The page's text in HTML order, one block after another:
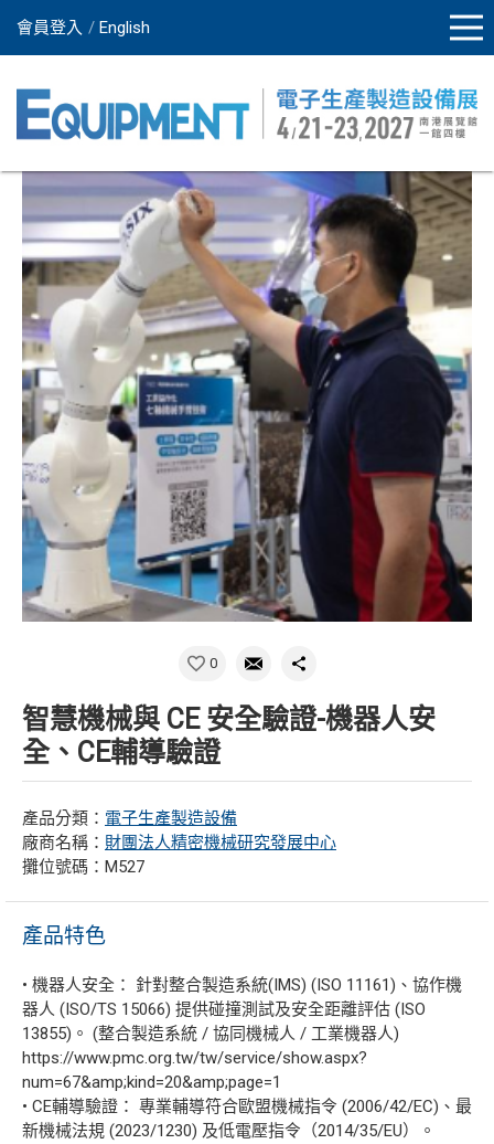
會員登入 English
0
智慧機械與 CE 安全驗證-機器人安
全、CE輔導驗證
產品分類： 電子生產製造設備
廠商名稱： 財團法人精密機械研究發展中心
攤位號碼：M527
產品特色
• 機器人安全： 針對整合製造系統(IMS) (ISO 11161)、協作機
器人 (ISO/TS 15066) 提供碰撞測試及安全距離評估 (ISO
13855)。 (整合製造系統 / 協同機械人 / 工業機器人)
https://www.pmc.org.tw/tw/service/show.aspx?
num=67&amp;kind=20&amp;page=1
• CE輔導驗證： 專業輔導符合歐盟機械指令 (2006/42/EC)、最
新機械法規 (2023/1230) 及低電壓指令（2014/35/EU）。